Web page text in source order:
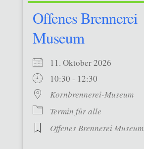
Offenes Brennerei
Museum
11. Oktober 2026
10:30 - 12:30
Kornbrennerei-Museum
Termin für alle
Offenes Brennerei Museum